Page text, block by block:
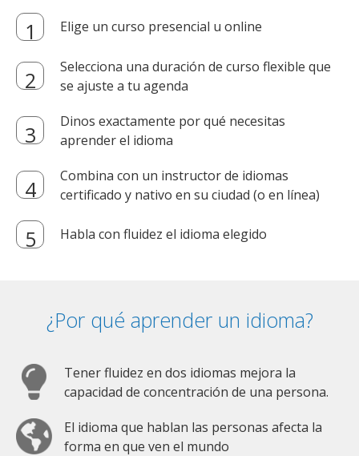
Elige un curso presencial u online
Selecciona una duración de curso flexible que
se ajuste a tu agenda
Dinos exactamente por qué necesitas
aprender el idioma
Combina con un instructor de idiomas
certificado y nativo en su ciudad (o en línea)
Habla con fluidez el idioma elegido
¿Por qué aprender un idioma?
Tener fluidez en dos idiomas mejora la
capacidad de concentración de una persona.
El idioma que hablan las personas afecta la
forma en que ven el mundo